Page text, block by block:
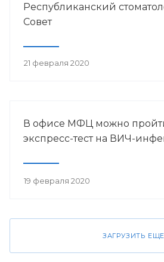
Республиканский
Совет
21 февраля 2020
В офисе МФЦ можно
экспресс-тест на ВИЧ-
19 февраля 2020
ЗАГРУЗИТЬ ЕЩЕ